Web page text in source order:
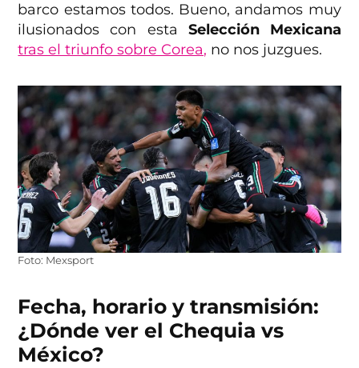
barco estamos todos. Bueno, andamos muy
ilusionados con esta Selección Mexicana
tras el triunfo sobre Corea, no nos juzgues.
Foto: Mexsport
Fecha, horario y transmisión:
¿Dónde ver el Chequia vs
México?